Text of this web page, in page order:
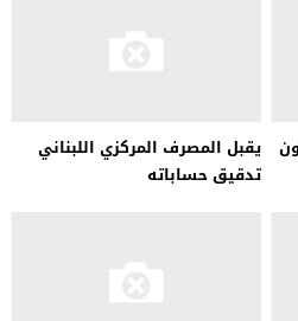
يقبل المصرف المركزي اللبناني
تدقيق حساباته